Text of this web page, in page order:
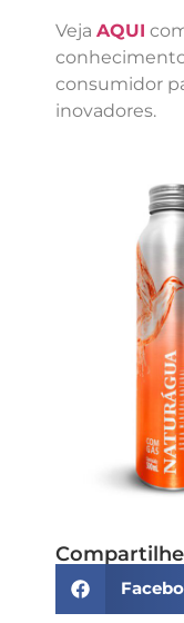
Veja AQUI
consumidor
inovadores.